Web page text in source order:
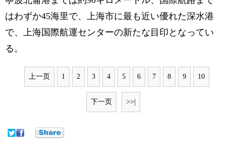
はわずか45海里で、上海市に最も近い優れた深水港
で、上海国際航運センターの新たな目印となってい
る。
上一页 1 2 3 4 5 6 7 8 9 10
下一页 >>|